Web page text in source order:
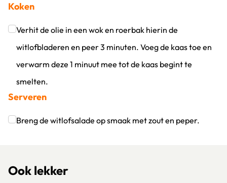
Klik om dit selectievakje aan te vinken
Koken
Verhit de olie in een wok en roerbak hierin de
witlofbladeren en peer 3 minuten. Voeg de kaas toe en
verwarm deze 1 minuut mee tot de kaas begint te
smelten.
Klik om dit selectievakje aan te vinken
Serveren
Breng de witlofsalade op smaak met zout en peper.
Ook lekker